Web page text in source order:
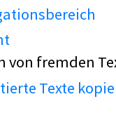
von fremden
Texte